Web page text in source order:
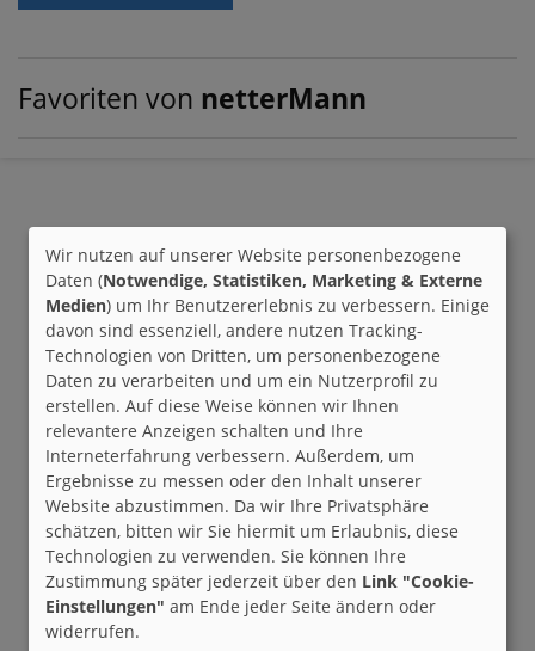
Favoriten von netterMann
Wir nutzen auf unserer Website personenbezogene
Daten (Notwendige, Statistiken, Marketing & Externe
Medien) um Ihr Benutzererlebnis zu verbessern. Einige
davon sind essenziell, andere nutzen Tracking-
Technologien von Dritten, um personenbezogene
Daten zu verarbeiten und um ein Nutzerprofil zu
erstellen. Auf diese Weise können wir Ihnen
relevantere Anzeigen schalten und Ihre
Interneterfahrung verbessern. Außerdem, um
Ergebnisse zu messen oder den Inhalt unserer
Website abzustimmen. Da wir Ihre Privatsphäre
schätzen, bitten wir Sie hiermit um Erlaubnis, diese
Technologien zu verwenden. Sie können Ihre
Zustimmung später jederzeit über den Link "Cookie-
Einstellungen" am Ende jeder Seite ändern oder
widerrufen.